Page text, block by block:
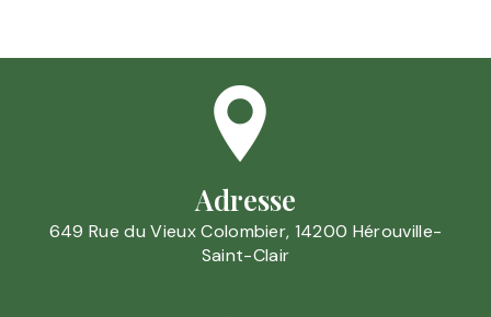
Adresse
649 Rue du Vieux Colombier, 14200 Hérouville-
Saint-Clair